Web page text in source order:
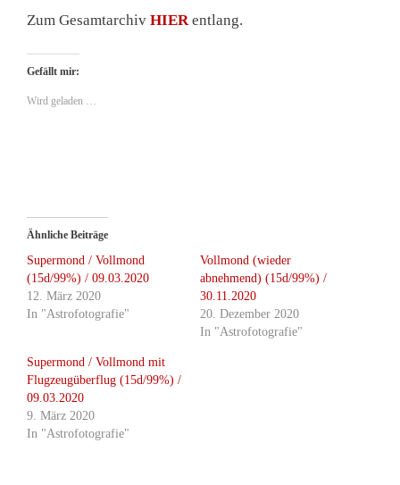
Zum Gesamtarchiv HIER entlang.
Gefällt mir:
Wird geladen …
Ähnliche Beiträge
Supermond / Vollmond
(15d/99%) / 09.03.2020
12. März 2020
In "Astrofotografie"
Vollmond (wieder
abnehmend) (15d/99%) /
30.11.2020
20. Dezember 2020
In "Astrofotografie"
Supermond / Vollmond mit
Flugzeugüberflug (15d/99%) /
09.03.2020
9. März 2020
In "Astrofotografie"